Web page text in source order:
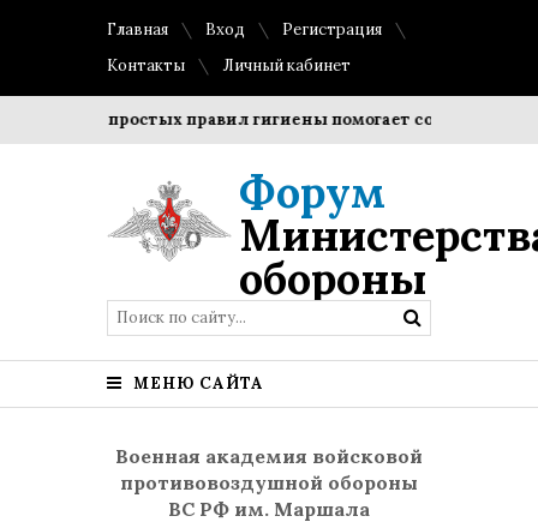
Главная Вход
Регистрация
Контакты
Личный кабинет
простых правил гигиены помогает сохранить
Форум
обороны
МЕНЮ САЙТА
Военная академия войсковой
противовоздушной обороны
ВС РФ им. Маршала